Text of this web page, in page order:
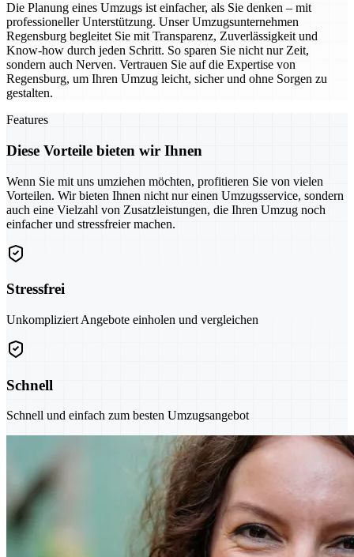
Die Planung eines Umzugs ist einfacher, als Sie denken – mit
professioneller Unterstützung. Unser Umzugsunternehmen
Regensburg begleitet Sie mit Transparenz, Zuverlässigkeit und
Know-how durch jeden Schritt. So sparen Sie nicht nur Zeit,
sondern auch Nerven. Vertrauen Sie auf die Expertise von
Regensburg, um Ihren Umzug leicht, sicher und ohne Sorgen zu
gestalten.
Features
Diese Vorteile bieten wir Ihnen
Wenn Sie mit uns umziehen möchten, profitieren Sie von vielen
Vorteilen. Wir bieten Ihnen nicht nur einen Umzugsservice, sondern
auch eine Vielzahl von Zusatzleistungen, die Ihren Umzug noch
einfacher und stressfreier machen.
Stressfrei
Unkompliziert Angebote einholen und vergleichen
Schnell
Schnell und einfach zum besten Umzugsangebot